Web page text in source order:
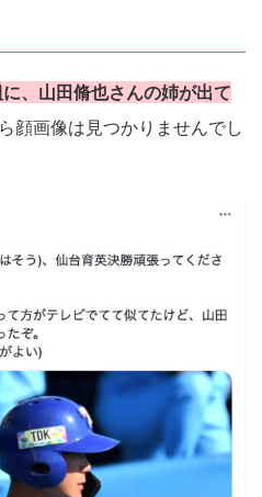
、山田脩也さんの姉が出て
顔画像は見つかりませんでし